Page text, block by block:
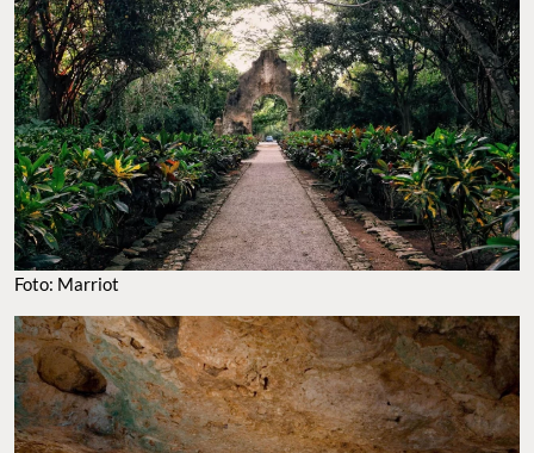
Foto: Marriot